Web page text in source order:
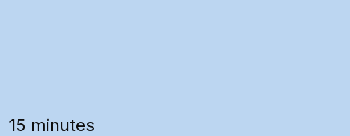
15 minutes